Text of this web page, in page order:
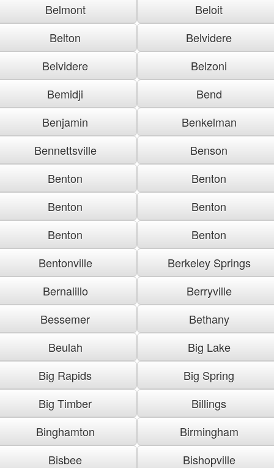
Belmont
Beloit
Belton
Belvidere
Belvidere
Belzoni
Bemidji
Bend
Benjamin
Benkelman
Bennettsville
Benson
Benton
Benton
Benton
Benton
Benton
Benton
Bentonville
Berkeley Springs
Bernalillo
Berryville
Bessemer
Bethany
Beulah
Big Lake
Big Rapids
Big Spring
Big Timber
Billings
Binghamton
Birmingham
Bisbee
Bishopville